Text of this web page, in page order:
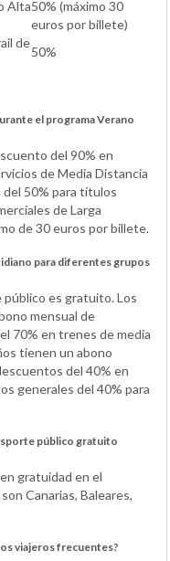
Alta50% (máximo 30
euros por billete)
de
50%
el programa Verano
del 90% en
de Media Distancia
50% para títulos
de Larga
de 30 euros por billete.
para diferentes grupos
público es gratuito. Los
mensual de
70% en trenes de media
tienen un abono
del 40% en
generales del 40% para
público gratuito
gratuidad en el
Canarias, Baleares,
viajeros frecuentes?